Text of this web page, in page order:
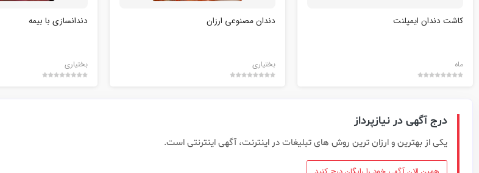
کاشت دندان ایمپلنت
ماه
دندان مصنوعي ارزان
بختياري
دندانسازي با بيمه
بختياري
درج آگهی در نیازپرداز
یکی از بهترین و ارزان ترین روش های تبلیغات در اینترنت، آگهی اینترنتی است.